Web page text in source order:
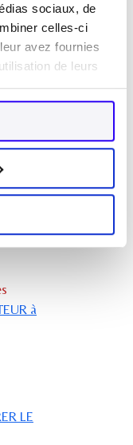
sociaux, de
celles-ci
avez fournies
de leurs
des
duTribunal
72 49 74
40 09
à
LE